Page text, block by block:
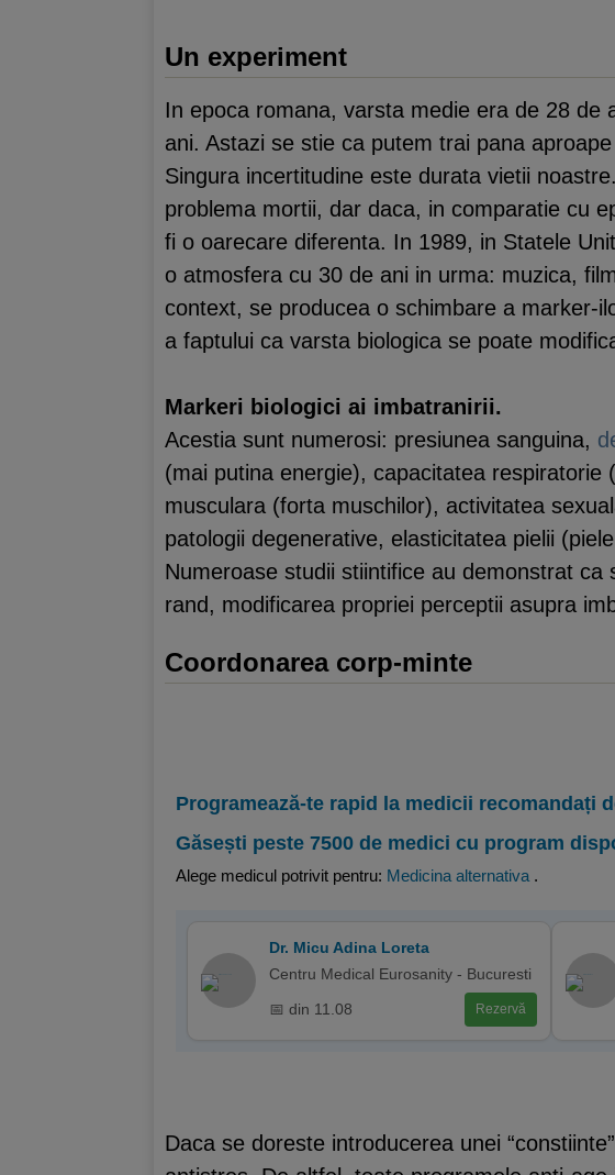
Un experiment
In epoca romana, varsta medie era de 28 de
ani. Astazi se stie ca putem trai pana
Singura incertitudine este durata vietii
problema mortii, dar daca, in comparatie cu
fi o oarecare diferenta. In 1989, in Statele
o atmosfera cu 30 de ani in urma: muzica,
context, se producea o schimbare a marker-
a faptului ca varsta biologica se poate
Markeri biologici ai imbatranirii.
Acestia sunt numerosi: presiunea sanguina,
(mai putina energie), capacitatea
musculara (forta muschilor), activitatea
patologii degenerative, elasticitatea pielii
Numeroase studii stiintifice au demonstrat
rand, modificarea propriei perceptii asupra
Coordonarea corp-minte
Programează-te rapid la medicii recomandați
Găsești peste 7500 de medici cu program
Alege medicul potrivit pentru: Medicina alternativa .
Dr. Micu Adina Loreta
Centru Medical Eurosanity - Bucuresti
📅 din 11.08 Rezervă
Daca se doreste introducerea unei